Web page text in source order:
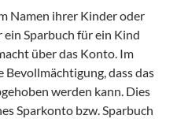
Namen ihrer Kinder oder
Sparbuch für ein Kind
über das Konto. Im
dass das
werden kann. Dies
Sparkonto bzw. Sparbuch